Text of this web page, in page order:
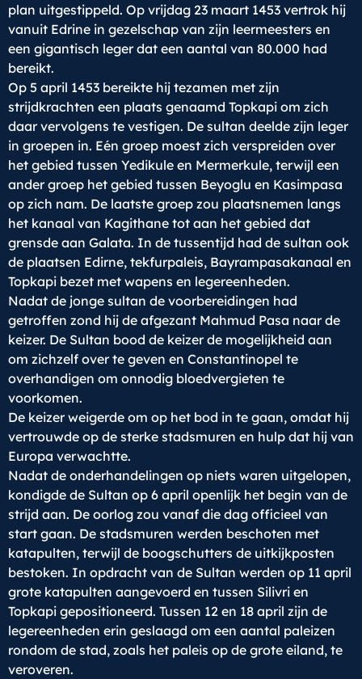
plan uitgestippeld. Op vrijdag 23 maart 1453 vertrok hij
vanuit Edrine in gezelschap van zijn leermeesters en
een gigantisch leger dat een aantal van 80.000 had
bereikt.
Op 5 april 1453 bereikte hij tezamen met zijn
strijdkrachten een plaats genaamd Topkapi om zich
daar vervolgens te vestigen. De sultan deelde zijn leger
in groepen in. Eén groep moest zich verspreiden over
het gebied tussen Yedikule en Mermerkule, terwijl een
ander groep het gebied tussen Beyoglu en Kasimpasa
op zich nam. De laatste groep zou plaatsnemen langs
het kanaal van Kagithane tot aan het gebied dat
grensde aan Galata. In de tussentijd had de sultan ook
de plaatsen Edirne, tekfurpaleis, Bayrampasakanaal en
Topkapi bezet met wapens en legereenheden.
Nadat de jonge sultan de voorbereidingen had
getroffen zond hij de afgezant Mahmud Pasa naar de
keizer. De Sultan bood de keizer de mogelijkheid aan
om zichzelf over te geven en Constantinopel te
overhandigen om onnodig bloedvergieten te
voorkomen.
De keizer weigerde om op het bod in te gaan, omdat hij
vertrouwde op de sterke stadsmuren en hulp dat hij van
Europa verwachtte.
Nadat de onderhandelingen op niets waren uitgelopen,
kondigde de Sultan op 6 april openlijk het begin van de
strijd aan. De oorlog zou vanaf die dag officieel van
start gaan. De stadsmuren werden beschoten met
katapulten, terwijl de boogschutters de uitkijkposten
bestoken. In opdracht van de Sultan werden op 11 april
grote katapulten aangevoerd en tussen Silivri en
Topkapi gepositioneerd. Tussen 12 en 18 april zijn de
legereenheden erin geslaagd om een aantal paleizen
rondom de stad, zoals het paleis op de grote eiland, te
veroveren.